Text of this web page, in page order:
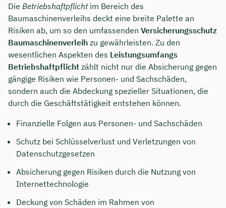
Die Betriebshaftpflichtim Bereich des
Baumaschinenverleihs deckt eine breite Palette an
Risiken ab, um so den umfassenden Versicherungsschutz
Baumaschinenverleih zu gewährleisten. Zu den
wesentlichen Aspekten des Leistungsumfangs
Betriebshaftpflicht zählt nicht nur die Absicherung gegen
gängige Risiken wie Personen- und Sachschäden,
sondern auch die Abdeckung spezieller Situationen, die
durch die Geschäftstätigkeit entstehen können.
Finanzielle Folgen aus Personen- und Sachschäden
Schutz bei Schlüsselverlust und Verletzungen von
Datenschutzgesetzen
Absicherung gegen Risiken durch die Nutzung von
Internettechnologie
Deckung von Schäden im Rahmen von